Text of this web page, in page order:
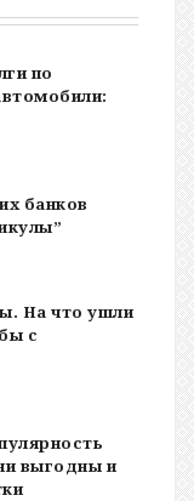
по
банков
На что ушли
с
выгодны и